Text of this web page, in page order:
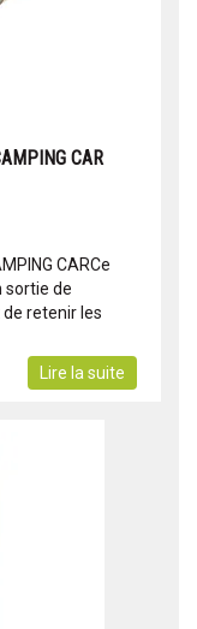
CAR
CARCe
sortie de
retenir les
Lire la suite